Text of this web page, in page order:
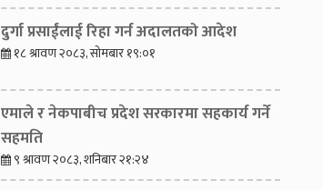
दुर्गा प्रसाईंलाई रिहा गर्न अदालतको आदेश
१८ श्रावण २०८३, सोमबार १९:०१
एमाले र नेकपाबीच प्रदेश सरकारमा सहकार्य गर्ने
सहमति
९ श्रावण २०८३, शनिबार २१:२४